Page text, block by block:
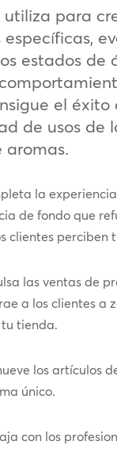
utiliza para
específicas,
estados de
el éxito
de usos de
aromas.
la
de fondo que
clientes perciben
las ventas de
a los clientes a
tienda.
los artículos
único.
con los